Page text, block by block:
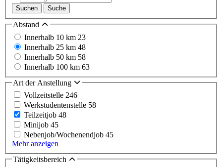
Suchen Suche
Abstand
Innerhalb 10 km 23
Innerhalb 25 km 48
Innerhalb 50 km 58
Innerhalb 100 km 63
Art der Anstellung
Vollzeitstelle 246
Werkstudentenstelle 58
Teilzeitjob 48
Minijob 45
Nebenjob/Wochenendjob 45
Mehr anzeigen
Tätigkeitsbereich